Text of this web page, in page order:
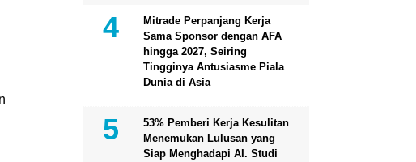
Mitrade Perpanjang Kerja
Sama Sponsor dengan AFA
hingga 2027, Seiring
Tingginya Antusiasme Piala
Dunia di Asia
53% Pemberi Kerja Kesulitan
Menemukan Lulusan yang
Siap Menghadapi AI. Studi